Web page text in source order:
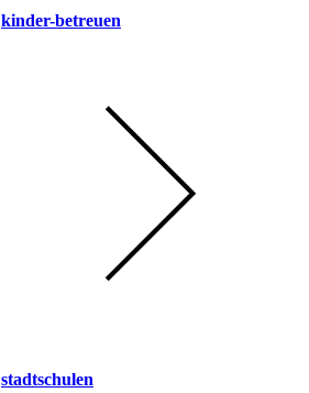
kinder-betreuen
stadtschulen